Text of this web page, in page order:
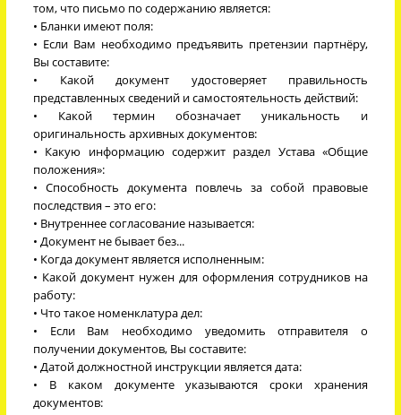
том, что письмо по содержанию является:
• Бланки имеют поля:
• Если Вам необходимо предъявить претензии партнёру,
Вы составите:
• Какой документ удостоверяет правильность
представленных сведений и самостоятельность действий:
• Какой термин обозначает уникальность и
оригинальность архивных документов:
• Какую информацию содержит раздел Устава «Общие
положения»:
• Способность документа повлечь за собой правовые
последствия – это его:
• Внутреннее согласование называется:
• Документ не бывает без...
• Когда документ является исполненным:
• Какой документ нужен для оформления сотрудников на
работу:
• Что такое номенклатура дел:
• Если Вам необходимо уведомить отправителя о
получении документов, Вы составите:
• Датой должностной инструкции является дата:
• В каком документе указываются сроки хранения
документов: